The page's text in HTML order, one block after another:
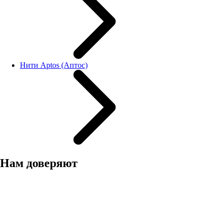
Нити Aptos (Аптос)
Нам доверяют